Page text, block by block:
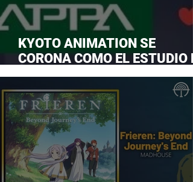
KYOTO ANIMATION SE
CORONA COMO EL ESTUDIO
ANIME FAVORITO Y LE ROBA
CORONA A MAPPA